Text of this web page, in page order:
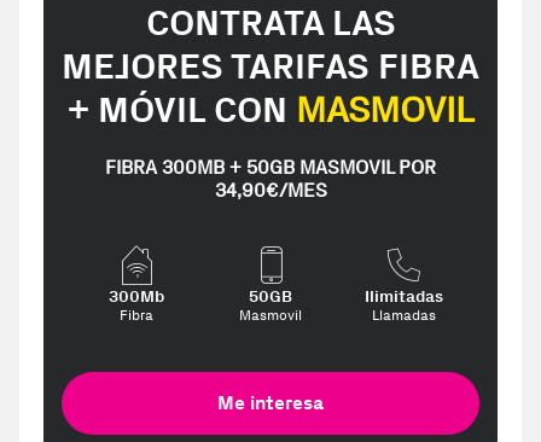
CONTRATA LAS
MEJORES TARIFAS FIBRA
+ MÓVIL CON MASMOVIL
FIBRA 300MB + 50GB MASMOVIL POR
34,90€/MES
300Mb
Fibra
50GB
Masmovil
Ilimitadas
Llamadas
Me interesa